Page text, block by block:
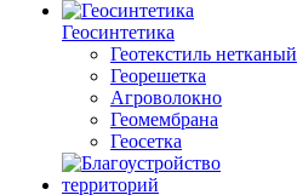
Геосинтетика
Геотекстиль нетканый
Георешетка
Агроволокно
Геомембрана
Геосетка